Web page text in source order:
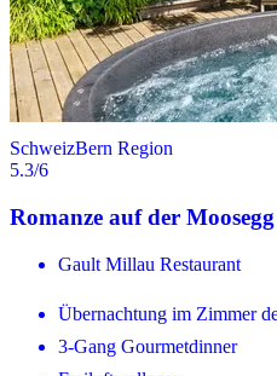
SchweizBern Region
5.3/6
Romanze auf der Moosegg
Gault Millau Restaurant
Übernachtung im Zimmer
3-Gang Gourmetdinner